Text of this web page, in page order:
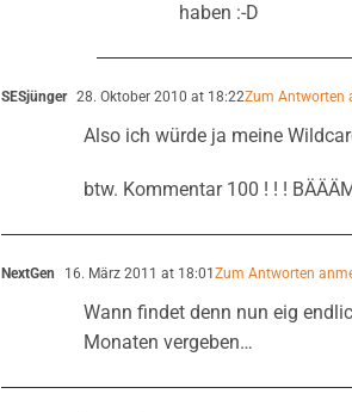
haben :-D
SESjünger 28. Oktober 2010 at 18:22Zum Antworten
Also ich würde ja meine
btw. Kommentar 100 ! ! !
NextGen 16. März 2011 at 18:01Zum Antworten
Wann findet denn nun eig
Monaten vergeben…